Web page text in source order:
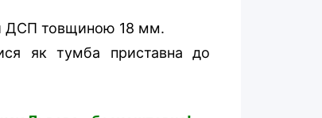
ДСП товщиною 18 мм.
як тумба приставна до